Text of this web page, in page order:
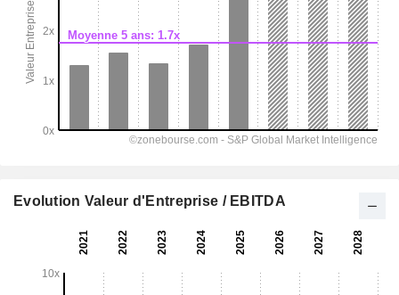
Evolution Valeur d'Entreprise / EBITDA